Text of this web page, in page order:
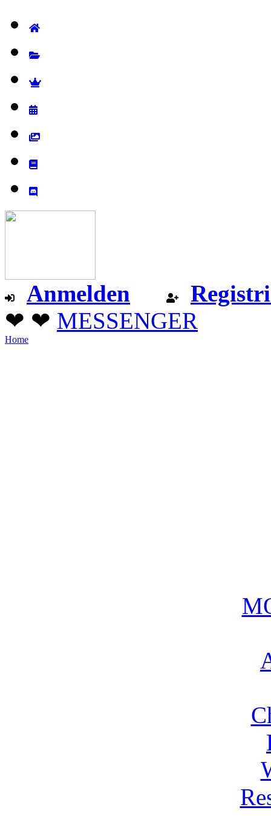
Anmelden
❤ ❤ MESSENGER
Home